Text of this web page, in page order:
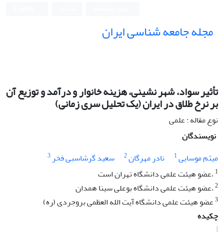
مجله جامعه شناسی ایران
تأثیر سواد، شهر نشینی، هزینه خانوار و درآمد و توزیع آن
بر نرخ طلاق در ایران (یک تحلیل سری زمانی)
نوع مقاله : علمی
نویسندگان
میثم موسایی1 نادر مهرگان2 سعید گرشاسبی فخر3
1 ،عضو هیئت علمی دانشگاه تهران است
2،عضو هیئت علمی دانشگاه بوعلی سینا همدان
3عضو هیئت علمی دانشگاه آیت الله العظمی بروجردی (ره)
چکیده